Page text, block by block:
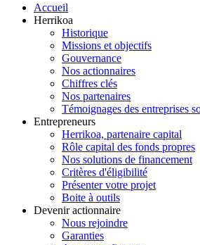
Accueil
Herrikoa
Historique
Missions et objectifs
Gouvernance
Nos actionnaires
Chiffres clés
Nos partenaires
Témoignages des entreprises
Entrepreneurs
Herrikoa, partenaire capital
Rôle capital des fonds propres
Nos solutions de financement
Critères d'éligibilité
Présenter votre projet
Boite à outils
Devenir actionnaire
Nous rejoindre
Garanties